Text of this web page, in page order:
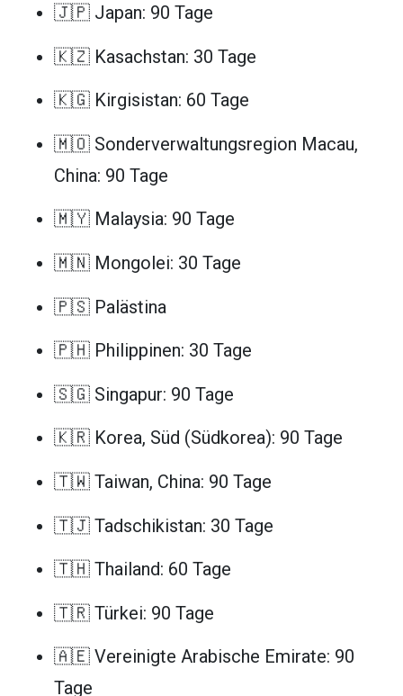
🇯🇵 Japan: 90 Tage
🇰🇿 Kasachstan: 30 Tage
🇰🇬 Kirgisistan: 60 Tage
🇲🇴 Sonderverwaltungsregion Macau,
China: 90 Tage
🇲🇾 Malaysia: 90 Tage
🇲🇳 Mongolei: 30 Tage
🇵🇸 Palästina
🇵🇭 Philippinen: 30 Tage
🇸🇬 Singapur: 90 Tage
🇰🇷 Korea, Süd (Südkorea): 90 Tage
🇹🇼 Taiwan, China: 90 Tage
🇹🇯 Tadschikistan: 30 Tage
🇹🇭 Thailand: 60 Tage
🇹🇷 Türkei: 90 Tage
🇦🇪 Vereinigte Arabische Emirate: 90
Tage